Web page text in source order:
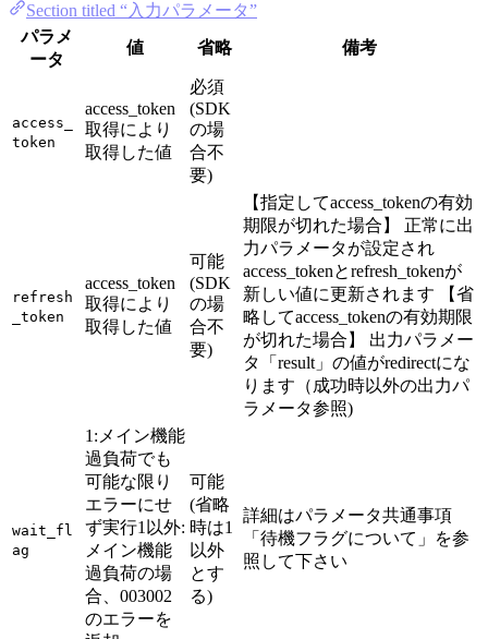
Section titled “入力パラメータ”
パラメ
ータ
値 省略 備考
access_
token
access_token
取得により
取得した値
必須
(SDK
の場
合不
要)
refresh
_token
access_token
取得により
取得した値
可能
(SDK
の場
合不
要)
【指定してaccess_tokenの有効
期限が切れた場合】 正常に出
力パラメータが設定され
access_tokenとrefresh_tokenが
新しい値に更新されます 【省
略してaccess_tokenの有効期限
が切れた場合】 出力パラメー
タ「result」の値がredirectにな
ります（成功時以外の出力パ
ラメータ参照)
wait_fl
ag
1:メイン機能
過負荷でも
可能な限り
エラーにせ
ず実行1以外:
メイン機能
過負荷の場
合、003002
のエラーを
可能
(省略
時は1
以外
とす
る)
詳細はパラメータ共通事項
「待機フラグについて」を参
照して下さい